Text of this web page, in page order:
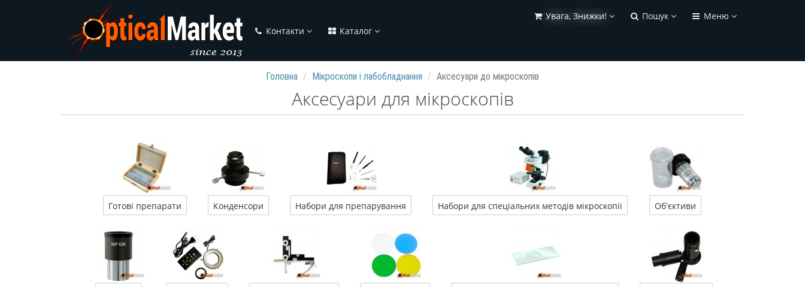
Контакти Каталог
Увага, Знижки! Пошук Меню
Головна Мікроскопи і лабобладнання Аксесуари до мікроскопів
Аксесуари для мікроскопів
Готові препарати Конденсори Набори для препарування Набори для спеціальних методів мікроскопії Об'єктиви